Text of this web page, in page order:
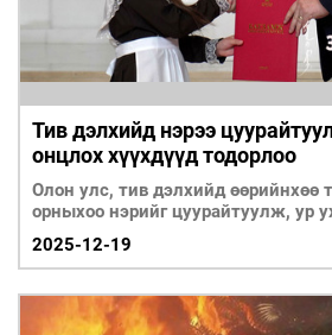
Тив дэлхийд нэрээ
онцлох хүүхдүүд тодорлоо
Олон улс, тив дэлхийд өөрийнхөө
орныхоо нэрийг цуурайтуулж, ур
чадвараараа тодрон гарсан амжил
2025-12-19